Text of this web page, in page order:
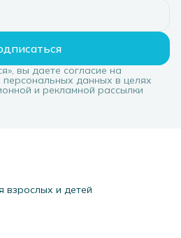
вы даете согласие на
данных в целях
и рекламной рассылки
взрослых и детей